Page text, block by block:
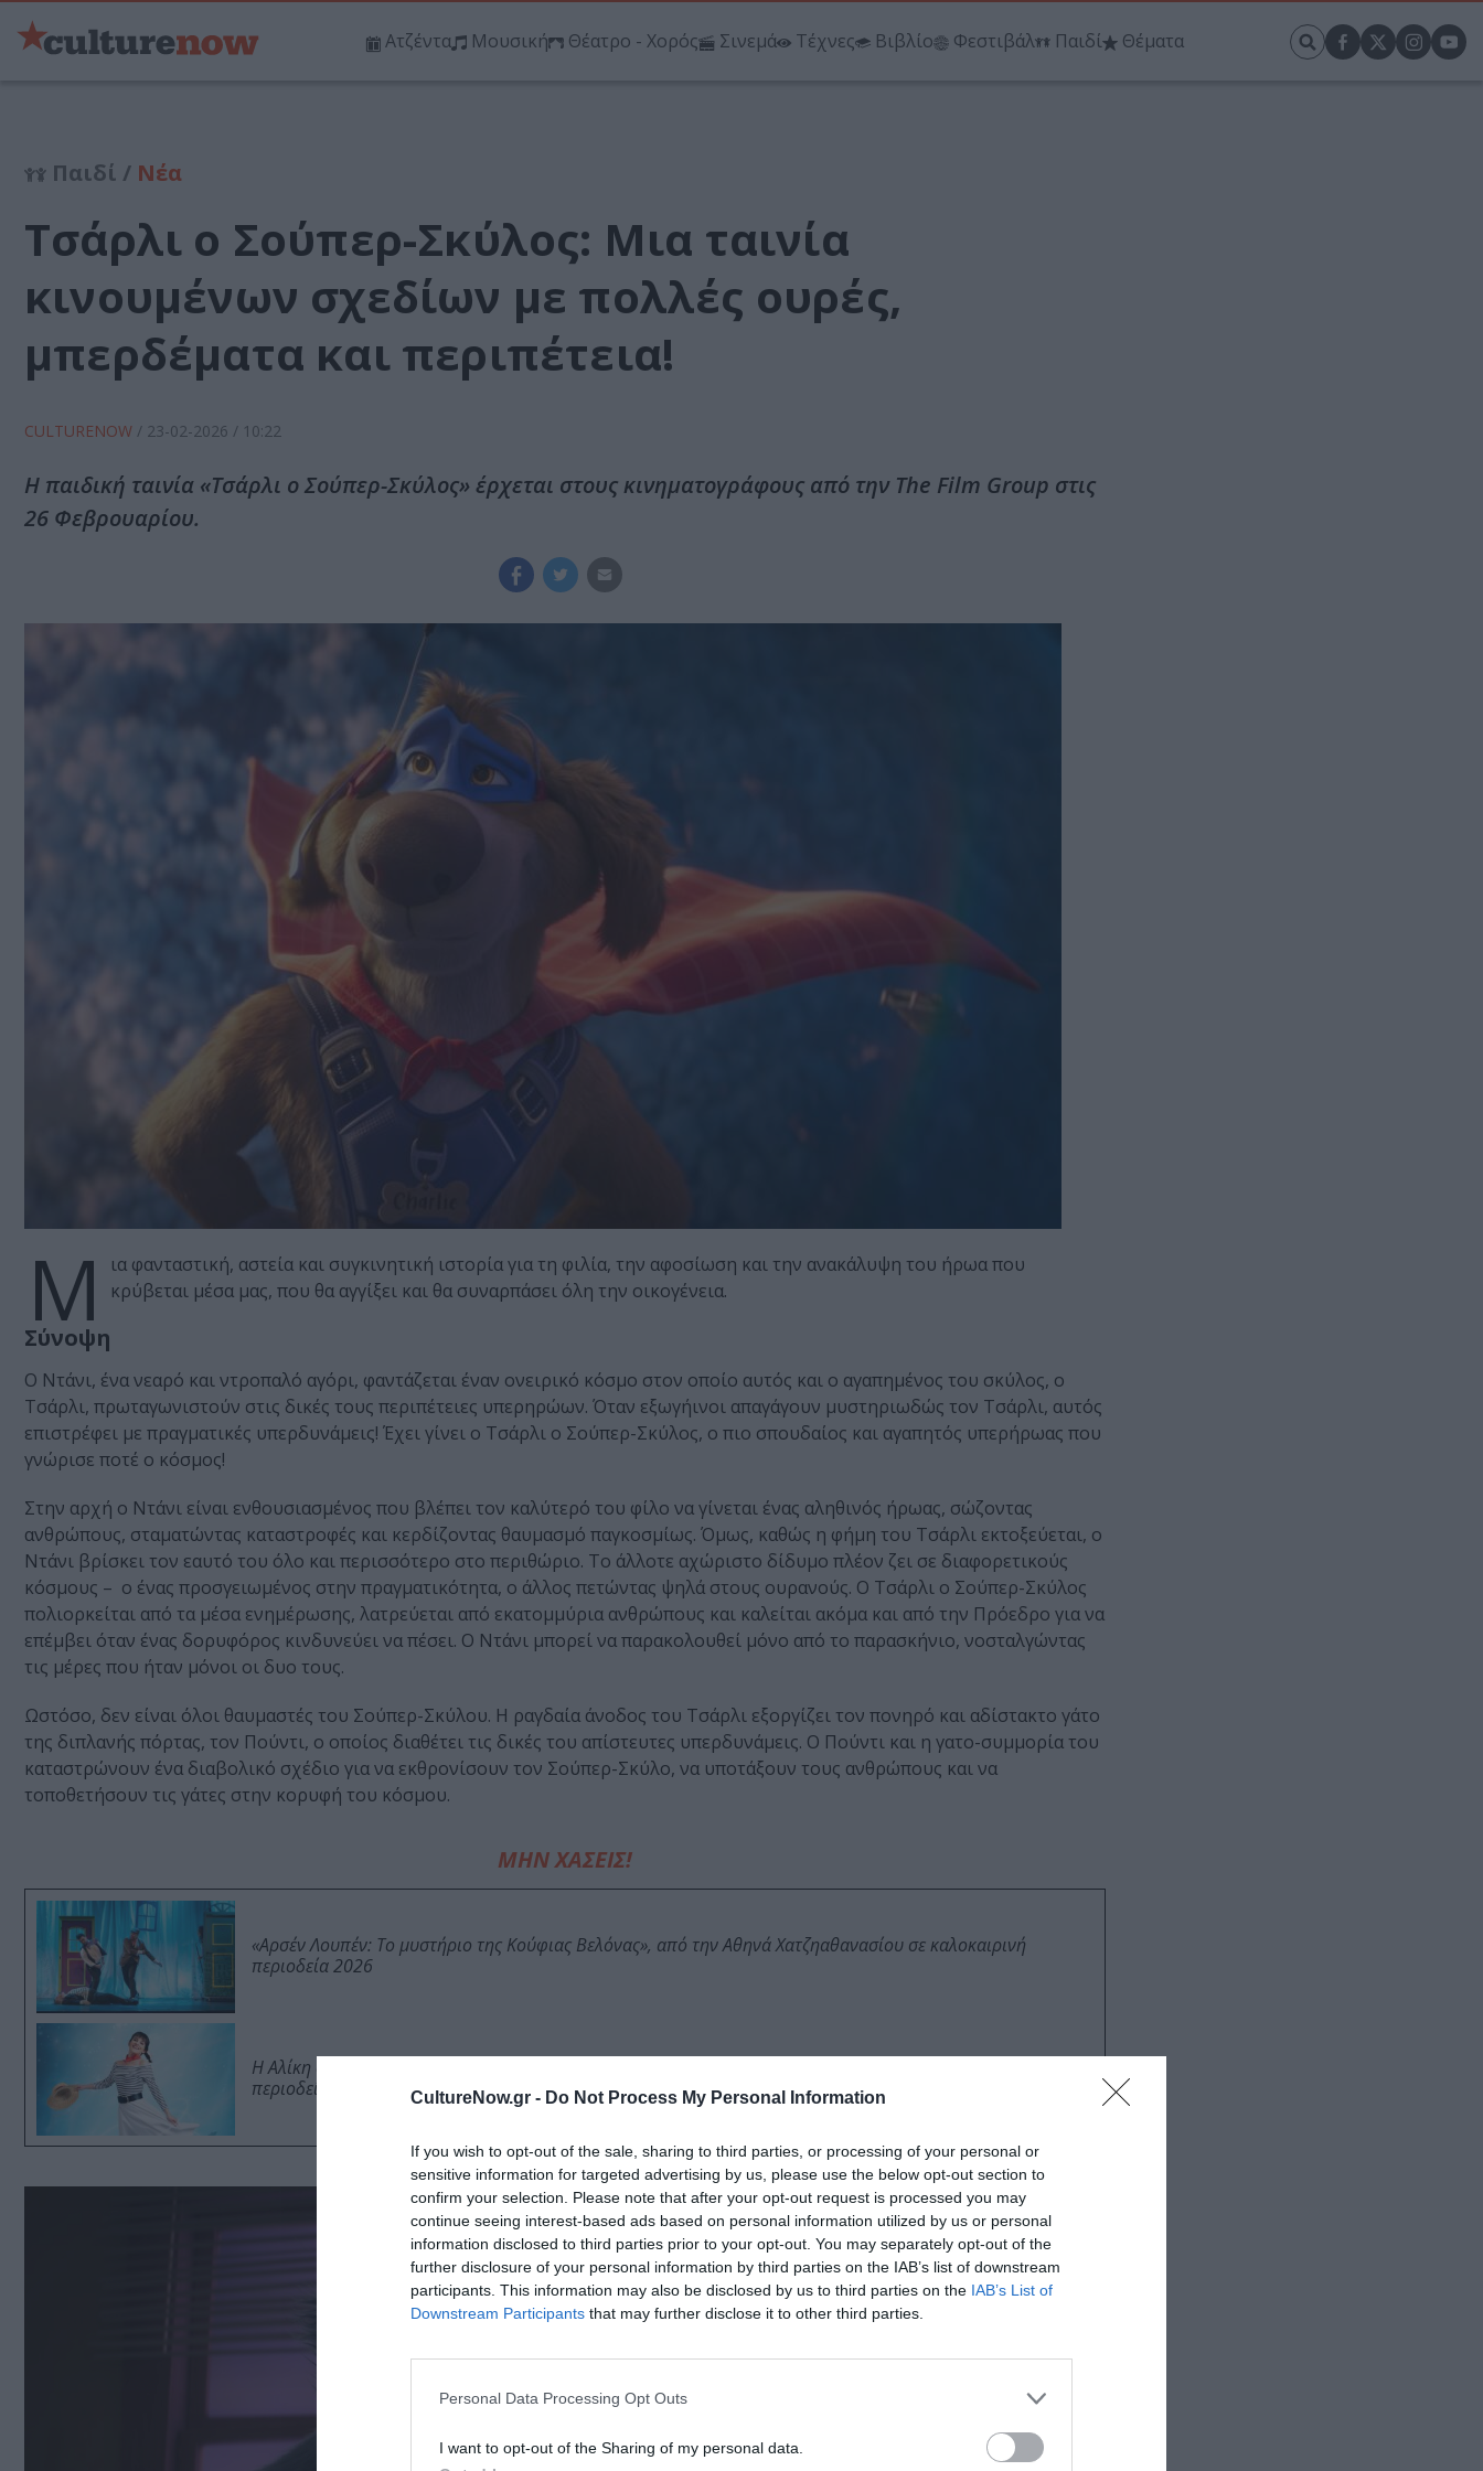
CultureNow.gr - Do Not Process My Personal Information
If you wish to opt-out of the sale, sharing to third parties, or processing of your personal or
sensitive information for targeted advertising by us, please use the below opt-out section to
confirm your selection. Please note that after your opt-out request is processed you may
continue seeing interest-based ads based on personal information utilized by us or personal
information disclosed to third parties prior to your opt-out. You may separately opt-out of the
further disclosure of your personal information by third parties on the IAB’s list of downstream
participants. This information may also be disclosed by us to third parties on the IAB’s List of
Downstream Participants that may further disclose it to other third parties.
Personal Data Processing Opt Outs
I want to opt-out of the Sharing of my personal data.
Ατζέντα Μουσική Θέατρο - Χορός Σινεμά Τέχνες Βιβλίο Φεστιβάλ Παιδί Θέματα
Παιδί / Νέα
Τσάρλι ο Σούπερ-Σκύλος: Μια ταινία
κινουμένων σχεδίων με πολλές ουρές,
μπερδέματα και περιπέτεια!
CULTURENOW / 23-02-2026 / 10:22
Η παιδική ταινία «Τσάρλι ο Σούπερ-Σκύλος» έρχεται στους κινηματογράφους από την The Film Group στις
26 Φεβρουαρίου.
Μ
ια φανταστική, αστεία και συγκινητική ιστορία για τη φιλία, την αφοσίωση και την ανακάλυψη του ήρωα που
κρύβεται μέσα μας, που θα αγγίξει και θα συναρπάσει όλη την οικογένεια.
Σύνοψη
O Ντάνι, ένα νεαρό και ντροπαλό αγόρι, φαντάζεται έναν ονειρικό κόσμο στον οποίο αυτός και ο αγαπημένος του σκύλος, ο
Τσάρλι, πρωταγωνιστούν στις δικές τους περιπέτειες υπερηρώων. Όταν εξωγήινοι απαγάγουν μυστηριωδώς τον Τσάρλι, αυτός
επιστρέφει με πραγματικές υπερδυνάμεις! Έχει γίνει ο Τσάρλι ο Σούπερ-Σκύλος, ο πιο σπουδαίος και αγαπητός υπερήρωας που
γνώρισε ποτέ ο κόσμος!
Στην αρχή ο Ντάνι είναι ενθουσιασμένος που βλέπει τον καλύτερό του φίλο να γίνεται ένας αληθινός ήρωας, σώζοντας
ανθρώπους, σταματώντας καταστροφές και κερδίζοντας θαυμασμό παγκοσμίως. Όμως, καθώς η φήμη του Τσάρλι εκτοξεύεται, ο
Ντάνι βρίσκει τον εαυτό του όλο και περισσότερο στο περιθώριο. Το άλλοτε αχώριστο δίδυμο πλέον ζει σε διαφορετικούς
κόσμους – ο ένας προσγειωμένος στην πραγματικότητα, ο άλλος πετώντας ψηλά στους ουρανούς. Ο Τσάρλι ο Σούπερ-Σκύλος
πολιορκείται από τα μέσα ενημέρωσης, λατρεύεται από εκατομμύρια ανθρώπους και καλείται ακόμα και από την Πρόεδρο για να
επέμβει όταν ένας δορυφόρος κινδυνεύει να πέσει. Ο Ντάνι μπορεί να παρακολουθεί μόνο από το παρασκήνιο, νοσταλγώντας
τις μέρες που ήταν μόνοι οι δυο τους.
Ωστόσο, δεν είναι όλοι θαυμαστές του Σούπερ-Σκύλου. Η ραγδαία άνοδος του Τσάρλι εξοργίζει τον πονηρό και αδίστακτο γάτο
της διπλανής πόρτας, τον Πούντι, ο οποίος διαθέτει τις δικές του απίστευτες υπερδυνάμεις. O Πούντι και η γατο-συμμορία του
καταστρώνουν ένα διαβολικό σχέδιο για να εκθρονίσουν τον Σούπερ-Σκύλο, να υποτάξουν τους ανθρώπους και να
τοποθετήσουν τις γάτες στην κορυφή του κόσμου.
ΜΗΝ ΧΑΣΕΙΣ!
«Αρσέν Λουπέν: Το μυστήριο της Κούφιας Βελόνας», από την Αθηνά Χατζηαθανασίου σε καλοκαιρινή
περιοδεία 2026
Η Αλίκη στη χώρα των ψαριών, του Γιάννη Ξανθούλη σε σκηνοθεσία Χρήστου Τριπόδη σε καλοκαιρινή
περιοδεία